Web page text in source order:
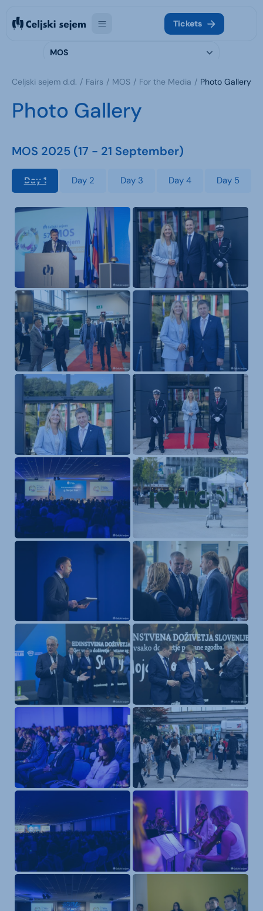
Tickets
MOS
Celjski sejem d.d. Fairs MOS For the Media Photo Gallery
Photo Gallery
MOS 2025 (17 - 21 September)
Day 1 Day 2 Day 3 Day 4 Day 5